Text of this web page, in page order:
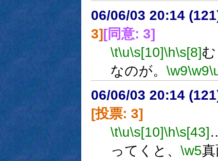
06/06/03 20:14
3][同意: 3]
\t\u\s[10]\h\s[8]
なのが。 \w9\w9
06/06/03 20:14
[投票: 3]
\t\u\s[10]\h\s[43]
ってくと、 \w5